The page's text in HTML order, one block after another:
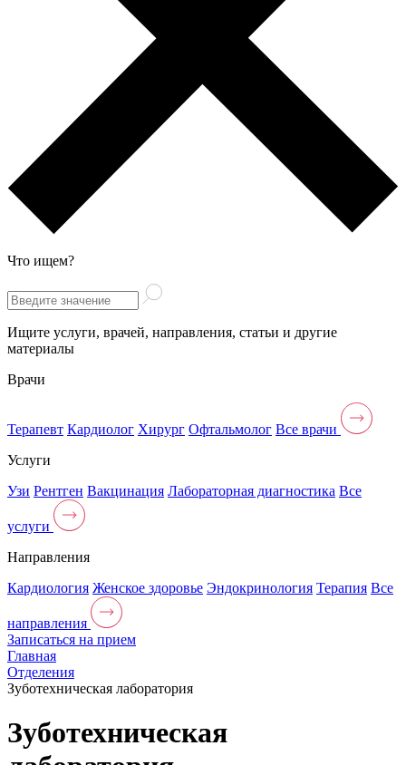
Что ищем?
Ищите услуги, врачей, направления, статьи и другие
материалы
Врачи
Терапевт Кардиолог Хирург Офтальмолог Все врачи
Услуги
Узи Рентген Вакцинация Лабораторная диагностика Все
услуги
Направления
Кардиология Женское здоровье Эндокринология Терапия Все
направления
Записаться на прием
Главная
Отделения
Зуботехническая лаборатория
Зуботехническая